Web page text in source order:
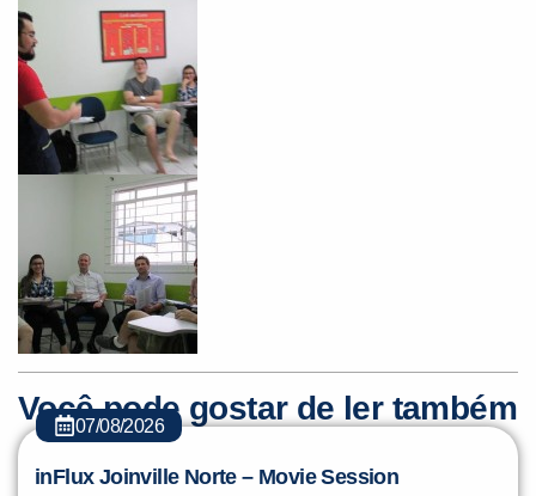
Você pode gostar de ler também
07/08/2026
inFlux Joinville Norte – Movie Session
Você é aluno inFlux?
Sim
VOLTAR